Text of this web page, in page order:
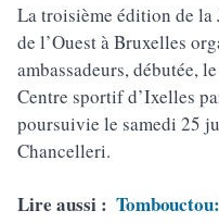
La troisième édition de
de l’Ouest à Bruxelles
ambassadeurs, débutée,
Centre sportif d’Ixelles
poursuivie le samedi 25
Chancelleri.
Lire aussi :